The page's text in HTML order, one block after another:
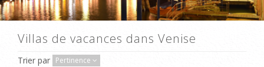
Villas de vacances dans Venise
Trier par Pertinence